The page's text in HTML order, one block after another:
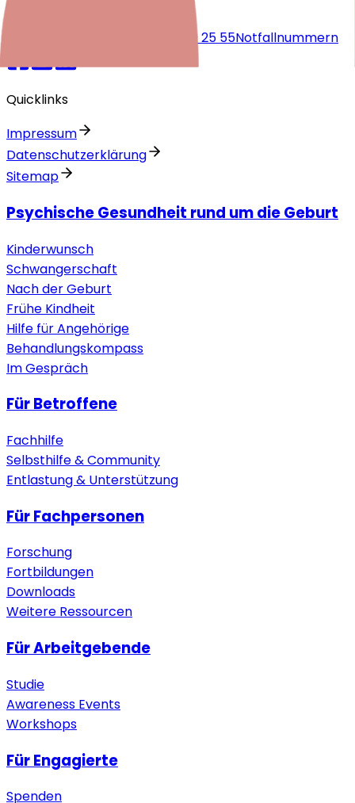
044 720 25 55Notfallnummern
Quicklinks
Impressum
Datenschutzerklärung
Sitemap
Psychische Gesundheit rund um die Geburt
Kinderwunsch
Schwangerschaft
Nach der Geburt
Frühe Kindheit
Hilfe für Angehörige
Behandlungskompass
Im Gespräch
Für Betroffene
Fachhilfe
Selbsthilfe & Community
Entlastung & Unterstützung
Für Fachpersonen
Forschung
Fortbildungen
Downloads
Weitere Ressourcen
Für Arbeitgebende
Studie
Awareness Events
Workshops
Für Engagierte
Spenden